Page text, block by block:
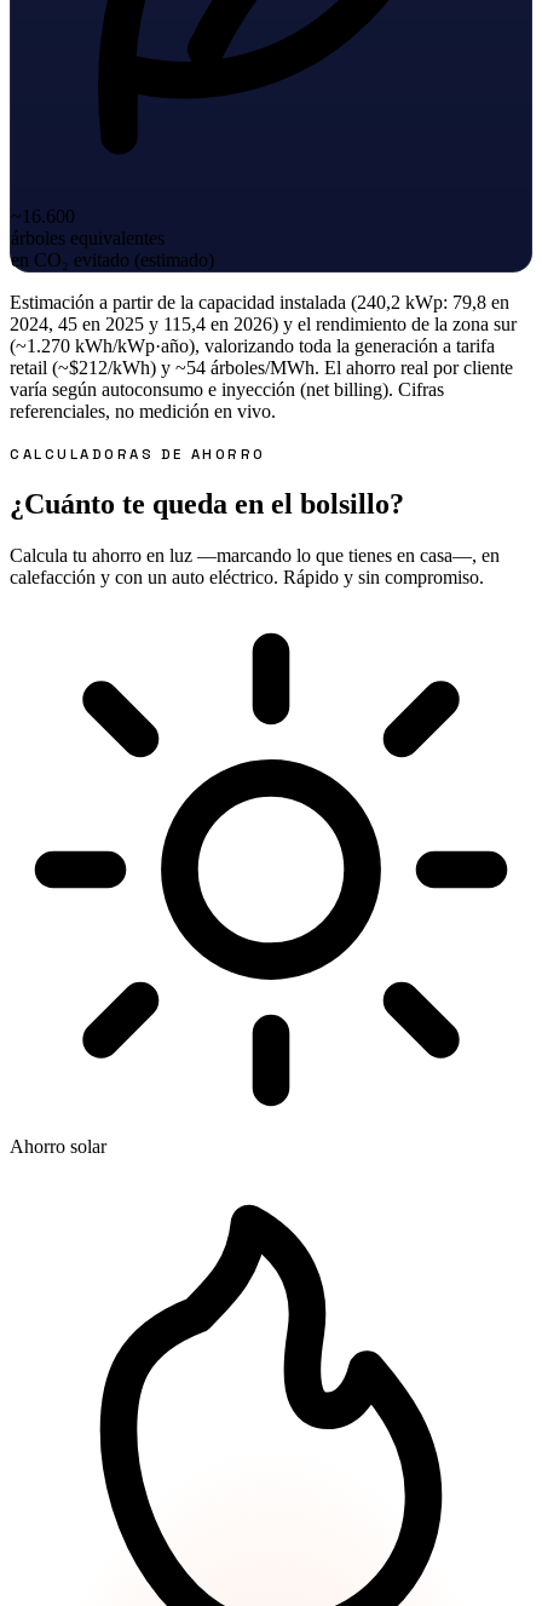
~16.600
árboles equivalentes
en CO₂ evitado (estimado)
Estimación a partir de la capacidad instalada (240,2 kWp: 79,8 en
2024, 45 en 2025 y 115,4 en 2026) y el rendimiento de la zona sur
(~1.270 kWh/kWp·año), valorizando toda la generación a tarifa
retail (~$212/kWh) y ~54 árboles/MWh. El ahorro real por cliente
varía según autoconsumo e inyección (net billing). Cifras
referenciales, no medición en vivo.
CALCULADORAS DE AHORRO
¿Cuánto te queda en el bolsillo?
Calcula tu ahorro en luz —marcando lo que tienes en casa—, en
calefacción y con un auto eléctrico. Rápido y sin compromiso.
Ahorro solar